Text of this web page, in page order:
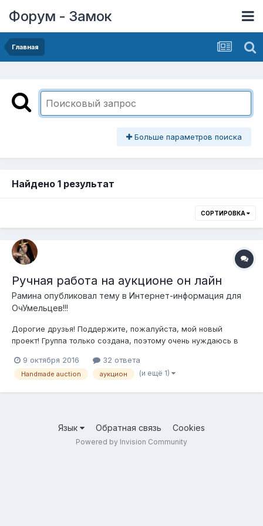
Форум - Замок
Главная
Больше параметров поиска
Найдено 1 результат
СОРТИРОВКА
Ручная работа на аукционе он лайн
Рамина опубликовал тему в Интернет-информация для
ОчУмельцев!!!
Дорогие друзья! Поддержите, пожалуйста, мой новый
проект! Группа только создана, поэтому очень нуждаюсь в
международная группа в Фейсбуке на трех языках - иврит,
английский, русский, для проведения аукционных торгов
9 октября 2016 32 ответа
Handmade auction аукцион (и ещё 1)
Язык Обратная связь Cookies
Powered by Invision Community